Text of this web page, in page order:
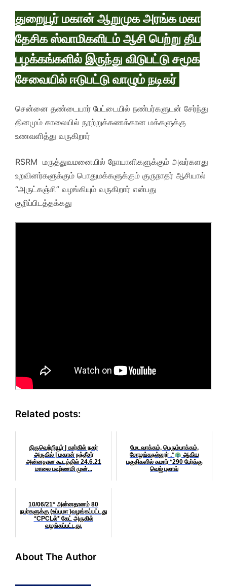
துறையூர் மகான் ஆறுமுக அரங்க மகா
தேசிக ஸ்வாமிகளிடம் ஆசி பெற்று தீய
பழக்கங்களில் இருந்து விடுபட்டு சமூக
சேவையில் ஈடுபட்டு வாழும் நடிகர்
சென்னை தண்டையார் பேட்டையில் நண்பர்களுடன் சேர்ந்து
தினமும் காலையில் நூற்றுக்கணக்கான மக்களுக்கு
உணவளித்து வருகிறார்
RSRM மருத்துவமனையில் நோயாளிகளுக்கும் அவர்களது
உறவினர்களுக்கும் பொதுமக்களுக்கும் குருநாதர் ஆசியால்
“அருட்கஞ்சி” வழங்கியும் வருகிறார் என்பது
குறிப்பிடத்தக்கது
Related posts:
திருவெற்றியூர் | கார்கில் நகர்
அருகில் | மகான் நந்தீசர்
அன்னதான கூடத்தில் 24.6.21
மாலை பவுர்ணமி முன்...
மேடவாக்கம், பெரும்பாக்கம்,
சோழங்கநல்லூர் .*
ஆகிய
பகுதிகளில் சுமார் *290 பேர்க்கு
வெஜ் புலாவ்
10/06/21* அன்னதானம் 80
நபர்களுக்கு (உப்புமா )வழங்கப்பட்டது
*CPCLல்* கேட் அருகில்
வழங்கப்பட்டது.
About The Author